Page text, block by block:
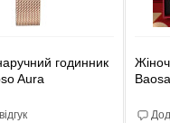
годинник
Aura